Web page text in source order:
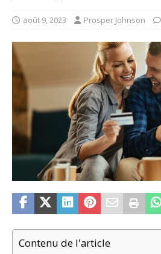
août 9, 2023 Prosper Johnson
Contenu de l'article